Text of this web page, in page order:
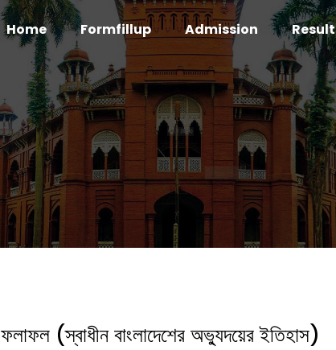
Home Formfillup Admission Result
ফলাফল (স্বাধীন বাংলাদেশের অভ্যুদয়ের ইতিহাস)